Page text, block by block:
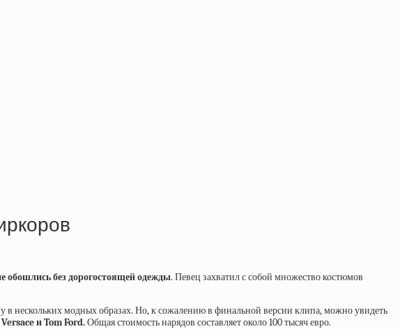
обошлись без дорогостоящей одежды. Певец захватил с собой множество костюмов
нескольких модных образах. Но, к сожалению в финальной версии клипа, можно увидеть
и Tom Ford.Общая стоимость нарядов составляет около 100 тысяч евро.